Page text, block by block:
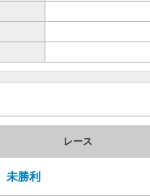
レース
未勝利